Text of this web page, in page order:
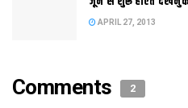
latest maithili news latest
मिथिला समाद मैथिली समाचार
APRIL 27, 2013
Comments 2